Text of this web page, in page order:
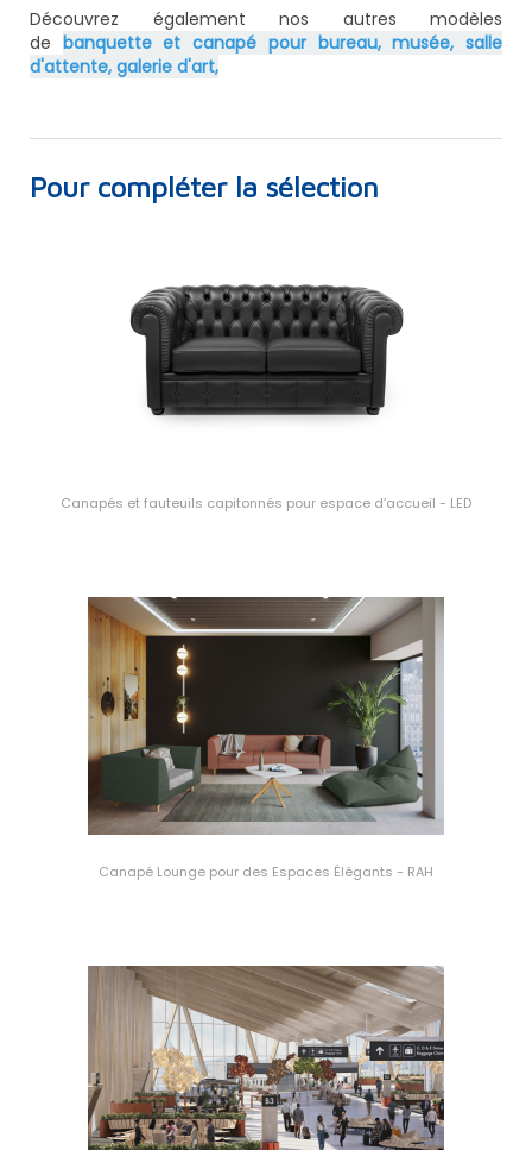
Découvrez également nos autres modèles
de banquette et canapé pour bureau, musée, salle
d'attente, galerie d'art,
Pour compléter la sélection
Canapés et fauteuils capitonnés pour espace d’accueil - LED
Canapé Lounge pour des Espaces Élégants - RAH